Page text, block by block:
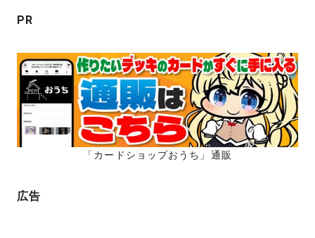
ン
PR
「カードショップおうち」通販
広告